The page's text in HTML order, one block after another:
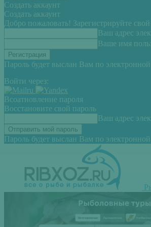
Создать аккаунт
Создать аккаунт
Добро пожаловать! Зарегистрируйте свой
Ваш адрес
Ваше имя
Пароль будет выслан Вам по
Войти через:
Всоатновление пароля
Восстановите свой пароль
Ваш адрес
Пароль будет выслан Вам по